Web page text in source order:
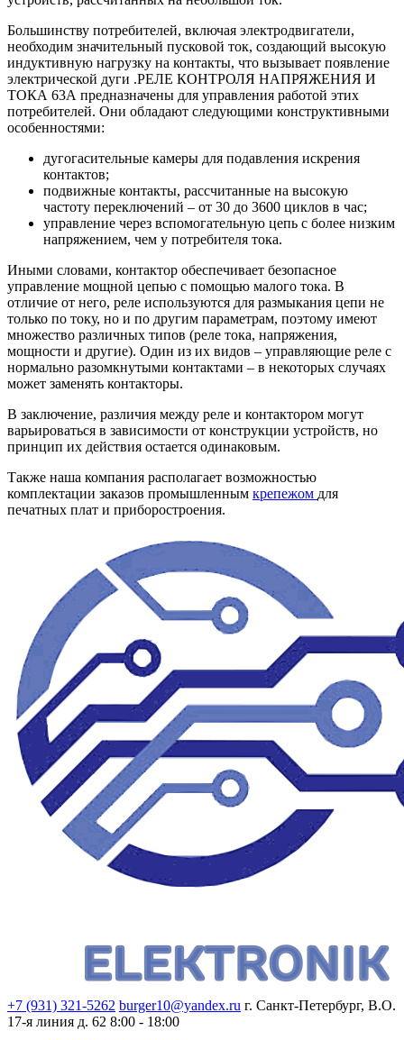
Большинству потребителей, включая электродвигатели,
необходим значительный пусковой ток, создающий высокую
индуктивную нагрузку на контакты, что вызывает появление
электрической дуги .РЕЛЕ КОНТРОЛЯ НАПРЯЖЕНИЯ И
ТОКА 63А предназначены для управления работой этих
потребителей. Они обладают следующими конструктивными
особенностями:
дугогасительные камеры для подавления искрения
контактов;
подвижные контакты, рассчитанные на высокую
частоту переключений – от 30 до 3600 циклов в час;
управление через вспомогательную цепь с более низким
напряжением, чем у потребителя тока.
Иными словами, контактор обеспечивает безопасное
управление мощной цепью с помощью малого тока. В
отличие от него, реле используются для размыкания цепи не
только по току, но и по другим параметрам, поэтому имеют
множество различных типов (реле тока, напряжения,
мощности и другие). Один из их видов – управляющие реле с
нормально разомкнутыми контактами – в некоторых случаях
может заменять контакторы.
В заключение, различия между реле и контактором могут
варьироваться в зависимости от конструкции устройств, но
принцип их действия остается одинаковым.
Также наша компания располагает возможностью
комплектации заказов промышленным крепежом для
печатных плат и приборостроения.
+7 (931) 321-5262 burger10@yandex.ru г. Санкт-Петербург, В.О.
17-я линия д. 62 8:00 - 18:00